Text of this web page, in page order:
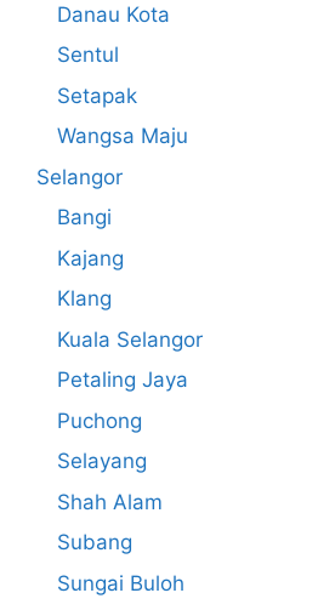
Danau Kota
Sentul
Setapak
Wangsa Maju
Selangor
Bangi
Kajang
Klang
Kuala Selangor
Petaling Jaya
Puchong
Selayang
Shah Alam
Subang
Sungai Buloh